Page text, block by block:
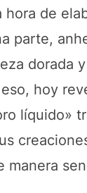
hora de
parte,
dorada
hoy
líquido»
manera